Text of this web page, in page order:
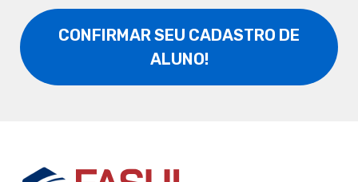
CONFIRMAR SEU CADASTRO DE
ALUNO!